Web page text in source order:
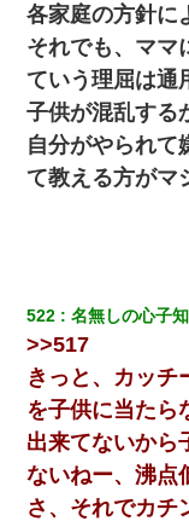
【不幸な結婚式】新
てさ～ほんと恥ずか
下座」→ 結果・・・
旦那が長男のDNA鑑
りウワキしてたんだ
男「ウワキ女！」
の？」→
【衝撃】婚約者「兄
お互い干渉はしない
したので、母が・・・
童貞俺、宅飲みした
各家庭の方針に
それでも、ママ
ていう理屈は通
子供が混乱する
自分がやられて
て教える方がマ
522 名無しの心子
>>517
きっと、カッチ
を子供に当たら
出来てないから
ないねー、沸点
さ、それでカチ